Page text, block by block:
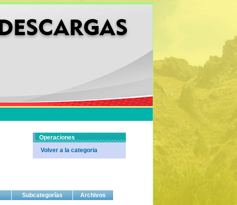
Subcategorías Archivos
Operaciones
Volver a la categoria